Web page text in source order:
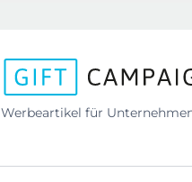
Werbeartikel für